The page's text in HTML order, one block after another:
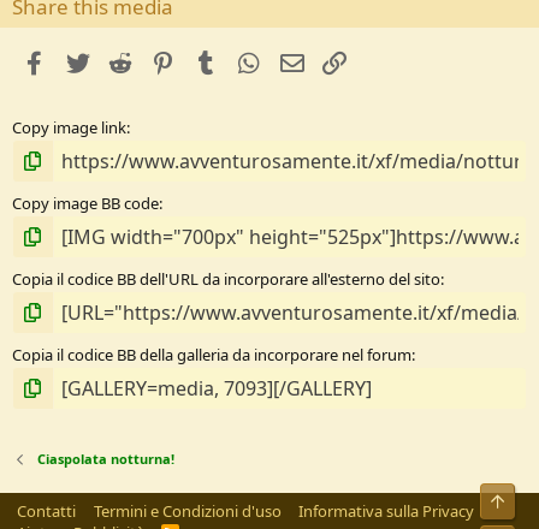
t
Share this media
facebookTwitterReddit PinterestTumblrWhatsApp
e-mail
Copy image link
Copy image BB code
Copia il codice BB dell'URL da incorporare all'esterno del sito
Copia il codice BB della galleria da incorporare nel forum
Ciaspolata notturna!
Contatti Termini e Condizioni d'uso
Informativa sulla Privacy
Alto